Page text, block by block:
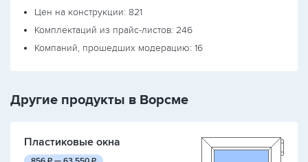
Цен на конструкции: 821
Комплектаций из прайс-листов: 246
Компаний, прошедших модерацию: 16
Другие продукты в Ворсме
Пластиковые окна